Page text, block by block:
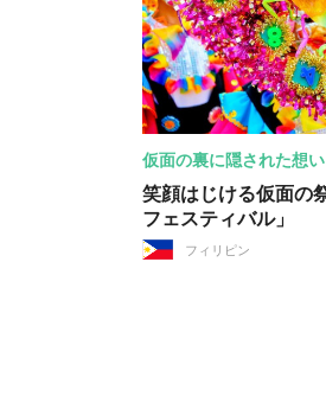
仮面の裏に隠された想
笑顔はじける仮面の
フェスティバル」
フィリピン